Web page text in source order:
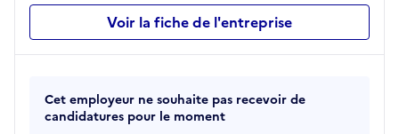
Voir la fiche de l'entreprise
Cet employeur ne souhaite pas recevoir de
candidatures pour le moment